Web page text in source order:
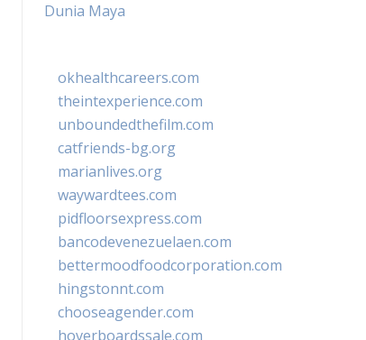
Dunia Maya
okhealthcareers.com
theintexperience.com
unboundedthefilm.com
catfriends-bg.org
marianlives.org
waywardtees.com
pidfloorsexpress.com
bancodevenezuelaen.com
bettermoodfoodcorporation.com
hingstonnt.com
chooseagender.com
hoverboardssale.com